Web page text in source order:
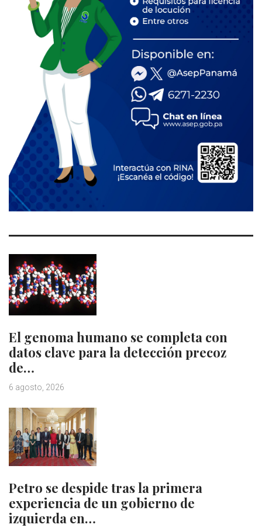
El genoma humano se completa con
datos clave para la detección precoz
de…
6 agosto, 2026
Petro se despide tras la primera
experiencia de un gobierno de
izquierda en…